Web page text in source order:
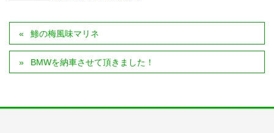
鯵の梅風味マリネ
BMWを納車させて頂きました！